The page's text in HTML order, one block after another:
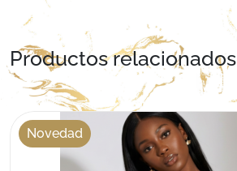
Productos relacionados
Novedad